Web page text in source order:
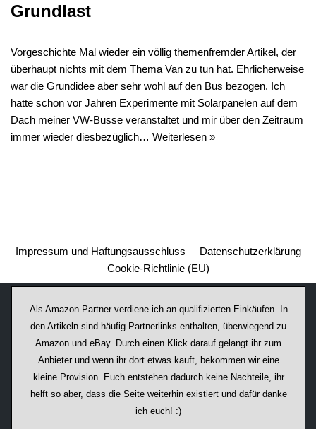
Grundlast
Vorgeschichte Mal wieder ein völlig themenfremder Artikel, der
überhaupt nichts mit dem Thema Van zu tun hat. Ehrlicherweise
war die Grundidee aber sehr wohl auf den Bus bezogen. Ich
hatte schon vor Jahren Experimente mit Solarpanelen auf dem
Dach meiner VW-Busse veranstaltet und mir über den Zeitraum
immer wieder diesbezüglich… Weiterlesen »
Impressum und Haftungsausschluss
Datenschutzerklärung
Cookie-Richtlinie (EU)
Als Amazon Partner verdiene ich an qualifizierten Einkäufen. In
den Artikeln sind häufig Partnerlinks enthalten, überwiegend zu
Amazon und eBay. Durch einen Klick darauf ge­lan­gt ihr zum
Anbieter und wenn ihr dort etwas kauft, bekommen wir ei­ne
kleine Provision. Euch entstehen dadurch keine Nachteile, ihr
helft so aber, dass die Seite weiterhin existiert und dafür danke
ich euch! :)